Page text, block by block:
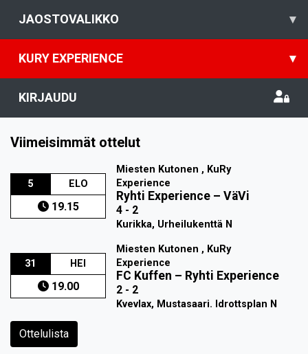
JAOSTOVALIKKO ▾
KURY EXPERIENCE ▾
KIRJAUDU
Viimeisimmät ottelut
5 ELO
19.15
Miesten Kutonen , KuRy
Experience
Ryhti Experience –VäVi
4 - 2
Kurikka, Urheilukenttä N
31 HEI
19.00
Miesten Kutonen , KuRy
Experience
FC Kuffen – Ryhti Experience
2 - 2
Kvevlax, Mustasaari. Idrottsplan N
Ottelulista